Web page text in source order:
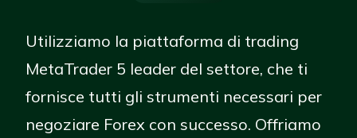
Utilizziamo la piattaforma di trading
MetaTrader 5 leader del settore, che ti
fornisce tutti gli strumenti necessari per
negoziare Forex con successo. Offriamo